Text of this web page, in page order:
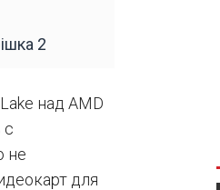
2
над AMD
с
не
для